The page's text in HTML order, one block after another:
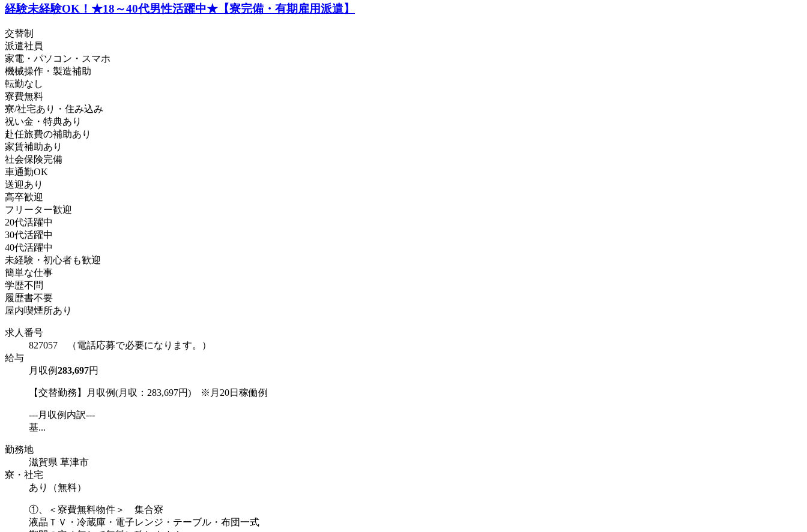
経験未経験OK！★18～40代男性活躍中★【寮完備・有期雇用派遣】
交替制
派遣社員
家電・パソコン・スマホ
機械操作・製造補助
転勤なし
寮費無料
寮/社宅あり・住み込み
祝い金・特典あり
赴任旅費の補助あり
家賃補助あり
社会保険完備
車通勤OK
送迎あり
高卒歓迎
フリーター歓迎
20代活躍中
30代活躍中
40代活躍中
未経験・初心者も歓迎
簡単な仕事
学歴不問
履歴書不要
屋内喫煙所あり
求人番号
827057 （電話応募で必要になります。）
給与
月収例283,697円
【交替勤務】月収例(月収：283,697円) ※月20日稼働例
---月収例内訳---
基...
勤務地
滋賀県 草津市
寮・社宅
あり（無料）
①、＜寮費無料物件＞ 集合寮
液晶ＴＶ・冷蔵庫・電子レンジ・テーブル・布団一式